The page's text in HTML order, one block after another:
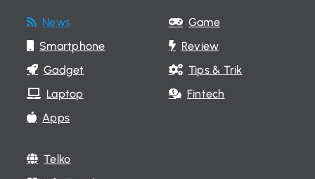
News
Smartphone
Gadget
Laptop
Apps
Game
Review
Tips & Trik
Fintech
Telko